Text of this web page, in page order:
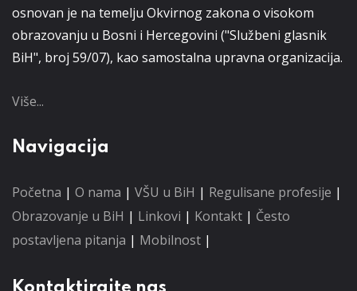
osnovan je na temelju Okvirnog zakona o visokom
obrazovanju u Bosni i Hercegovini ("Službeni glasnik
BiH", broj 59/07), kao samostalna upravna organizacija.
Više...
Navigacija
Početna | O nama | VŠU u BiH | Regulisane profesije |
Obrazovanje u BiH | Linkovi | Kontakt | Često
postavljena pitanja | Mobilnost |